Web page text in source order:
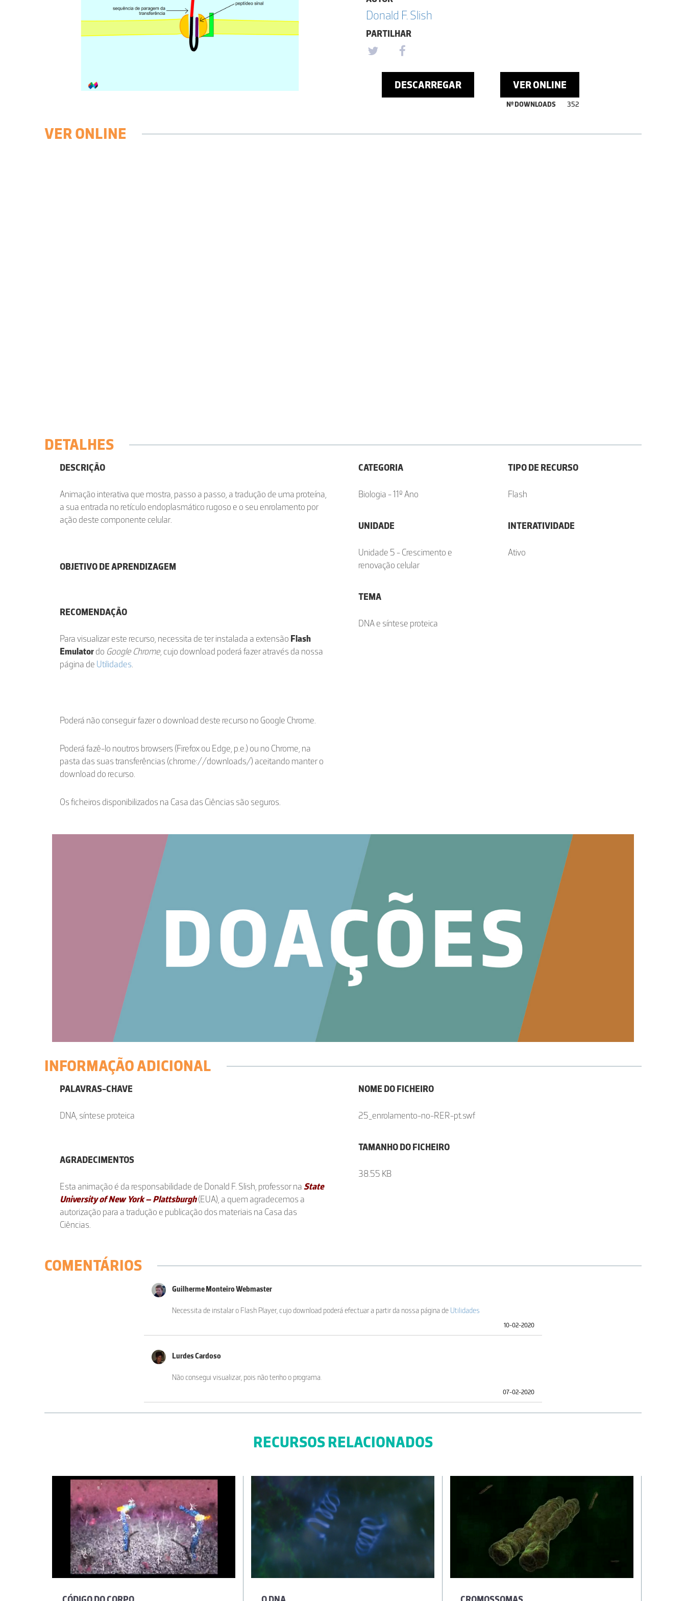
Donald F. Slish
PARTILHAR
DESCARREGAR VER ONLINE
Nº DOWNLOADS 352
VER ONLINE
DETALHES
DESCRIÇÃO
Animação interativa que mostra, passo a passo, a tradução de uma proteína,
a sua entrada no retículo endoplasmático rugoso e o seu enrolamento por
ação deste componente celular.
OBJETIVO DE APRENDIZAGEM
RECOMENDAÇÃO
Para visualizar este recurso, necessita de ter instalada a extensão Flash
Emulatordo Google Chrome, cujo download poderá fazer através da nossa
página de Utilidades.
Poderá não conseguir fazer o download deste recurso no Google Chrome.
Poderá fazê-lo noutros browsers (Firefox ou Edge, p.e.) ou no Chrome, na
pasta das suas transferências (chrome://downloads/) aceitando manter o
download do recurso.
Os ficheiros disponibilizados na Casa das Ciências são seguros.
CATEGORIA
Biologia - 11º Ano
UNIDADE
Unidade 5 - Crescimento e
renovação celular
TEMA
DNA e síntese proteica
TIPO DE RECURSO
Flash
INTERATIVIDADE
Ativo
INFORMAÇÃO ADICIONAL
PALAVRAS-CHAVE
DNA, síntese proteica
AGRADECIMENTOS
Esta animação é da responsabilidade de Donald F. Slish, professor naState
University of New York – Plattsburgh(EUA), a quem agradecemos a
autorização para a tradução e publicação dos materiais na Casa das
Ciências.
NOME DO FICHEIRO
25_enrolamento-no-RER-pt.swf
TAMANHO DO FICHEIRO
38.55 KB
COMENTÁRIOS
Guilherme Monteiro Webmaster
Necessita de instalar o Flash Player, cujo download poderá efectuar a partir da nossa página de Utilidades
10-02-2020
Lurdes Cardoso
Não consegui visualizar, pois não tenho o programa.
07-02-2020
RECURSOS RELACIONADOS